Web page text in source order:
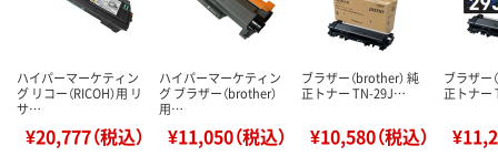
ハイパーマーケティン
グ リコー（RICOH）用 リ
サ…
¥20,777（税込）
ハイパーマーケティン
グ ブラザー（brother）
用…
¥11,050（税込）
ブラザー（brother） 純
正トナー TN-29J…
¥10,580（税込）
ブラザー
正トナー